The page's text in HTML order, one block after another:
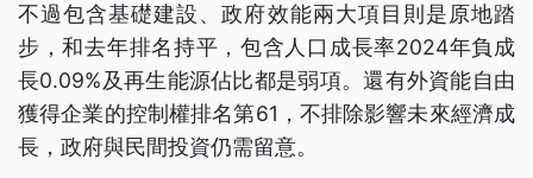
不過包含基礎建設、政府效能兩大項目則是原地踏
步，和去年排名持平，包含人口成長率2024年負成
長0.09%及再生能源佔比都是弱項。還有外資能自由
獲得企業的控制權排名第61，不排除影響未來經濟成
長，政府與民間投資仍需留意。